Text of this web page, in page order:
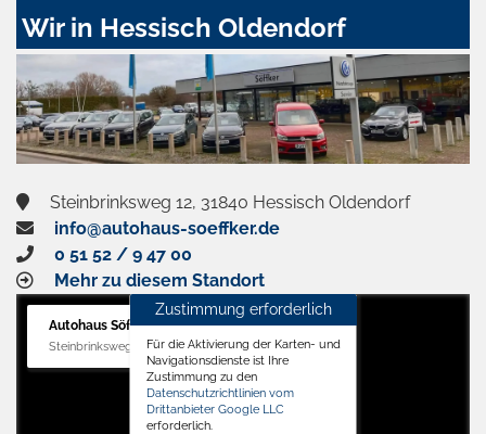
Wir in Hessisch Oldendorf
Steinbrinksweg 12, 31840 Hessisch Oldendorf
info@autohaus-soeffker.de
0 51 52 / 9 47 00
Mehr zu diesem Standort
Autohaus Söffker GmbH
Steinbrinksweg 12, 31840 Hessisch Oldendorf
Zustimmung erforderlich
Für die Aktivierung der Karten- und
Navigationsdienste ist Ihre
Zustimmung zu den
Datenschutzrichtlinien vom
Drittanbieter Google LLC
erforderlich.